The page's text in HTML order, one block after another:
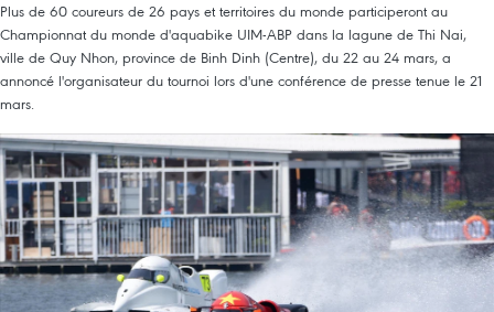
Plus de 60 coureurs de 26 pays et territoires du monde participeront au
Championnat du monde d'aquabike UIM-ABP dans la lagune de Thi Nai,
ville de Quy Nhon, province de Binh Dinh (Centre), du 22 au 24 mars, a
annoncé l'organisateur du tournoi lors d'une conférence de presse tenue le 21
mars.